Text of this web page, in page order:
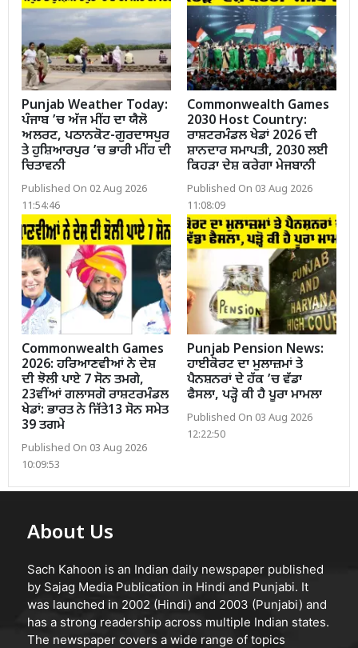
Punjab Weather Today:
ਪੰਜਾਬ ’ਚ ਅੱਜ ਮੀਂਹ ਦਾ ਯੈਲੋ
ਅਲਰਟ, ਪਠਾਨਕੋਟ-ਗੁਰਦਾਸਪੁਰ
ਤੇ ਹੁਸ਼ਿਆਰਪੁਰ ’ਚ ਭਾਰੀ ਮੀਂਹ ਦੀ
ਚਿਤਾਵਨੀ
Published On 02 Aug 2026
11:54:46
Commonwealth Games
2030 Host Country:
ਰਾਸ਼ਟਰਮੰਡਲ ਖੇਡਾਂ 2026 ਦੀ
ਸ਼ਾਨਦਾਰ ਸਮਾਪਤੀ, 2030 ਲਈ
ਕਿਹੜਾ ਦੇਸ਼ ਕਰੇਗਾ ਮੇਜਬਾਨੀ
Published On 03 Aug 2026
11:08:09
Commonwealth Games
2026: ਹਰਿਆਣਵੀਆਂ ਨੇ ਦੇਸ਼
ਦੀ ਝੋਲੀ ਪਾਏ 7 ਸੋਨ ਤਮਗੇ,
23ਵੀਂਆਂ ਗਲਾਸਗੋ ਰਾਸ਼ਟਰਮੰਡਲ
ਖੇਡਾਂ: ਭਾਰਤ ਨੇ ਜਿੱਤੇ13 ਸੋਨ ਸਮੇਤ
39 ਤਗਮੇ
Published On 03 Aug 2026
10:09:53
Punjab Pension News:
ਹਾਈਕੋਰਟ ਦਾ ਮੁਲਾਜ਼ਮਾਂ ਤੇ
ਪੈਨਸ਼ਨਰਾਂ ਦੇ ਹੱਕ ’ਚ ਵੱਡਾ
ਫੈਸਲਾ, ਪੜ੍ਹੋ ਕੀ ਹੈ ਪੂਰਾ ਮਾਮਲਾ
Published On 03 Aug 2026
12:22:50
About Us
Sach Kahoon is an Indian daily newspaper published
by Sajag Media Publication in Hindi and Punjabi. It
was launched in 2002 (Hindi) and 2003 (Punjabi) and
has a strong readership across multiple Indian states.
The newspaper covers a wide range of topics